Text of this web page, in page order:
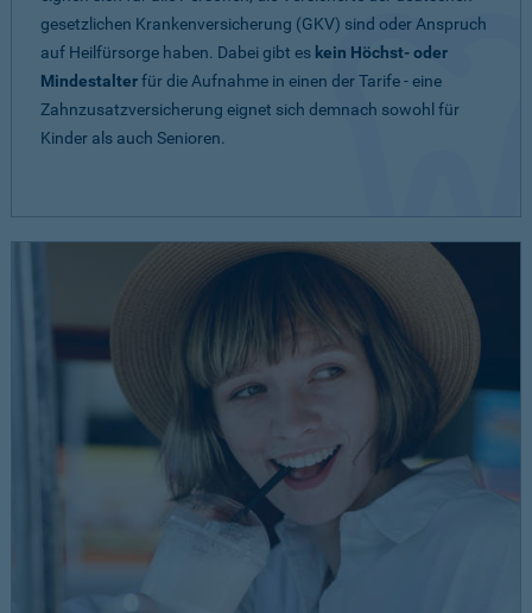
gesetzlichen Krankenversicherung (GKV) sind oder Anspruch
auf Heilfürsorge haben. Dabei gibt es kein Höchst- oder
Mindestalterfür die Aufnahme in einen der Tarife - eine
Zahnzusatzversicherung eignet sich demnach sowohl für
Kinder als auch Senioren.